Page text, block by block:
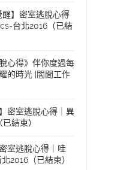
醒】密室逃脫心得
台北2016（已結
心得》伴你度過每
的時光 |闇間工作
密室逃脫心得｜異
結束）
室逃脫心得｜哇
2016（已結束）